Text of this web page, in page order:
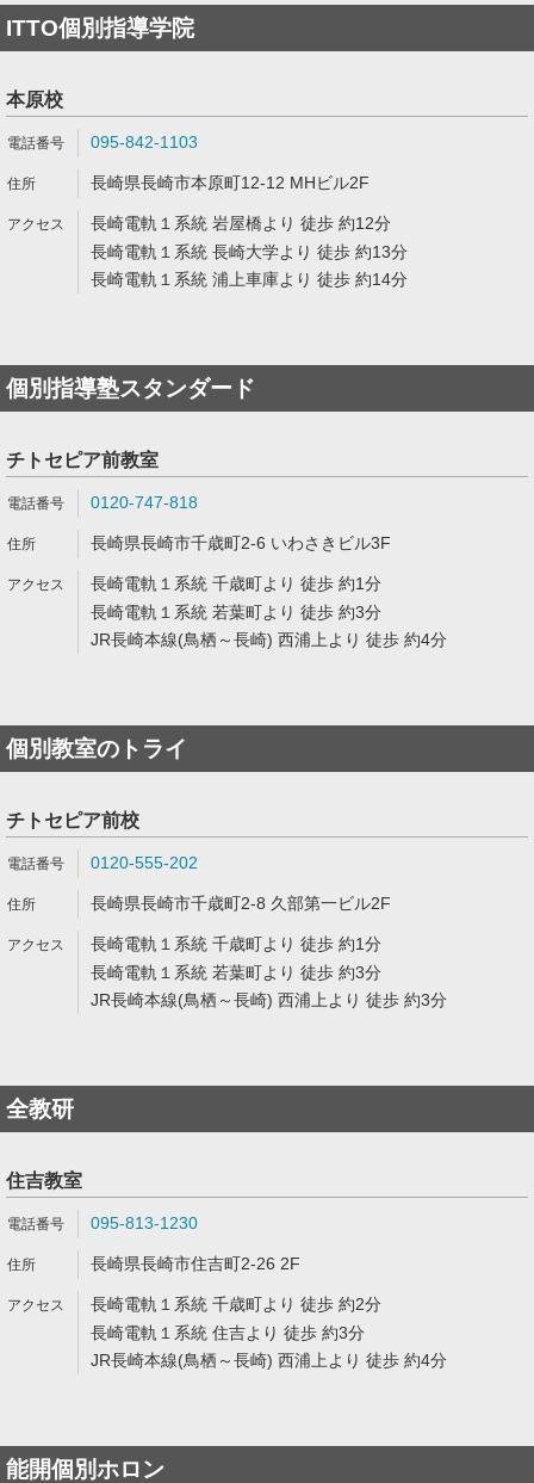
ITTO個別指導学院
本原校
095-842-1103
長崎県長崎市本原町12-12 MHビル2F
長崎電軌１系統 岩屋橋より 徒歩 約12分
長崎電軌１系統 長崎大学より 徒歩 約13分
長崎電軌１系統 浦上車庫より 徒歩 約14分
個別指導塾スタンダード
チトセピア前教室
0120-747-818
長崎県長崎市千歳町2-6 いわさきビル3F
長崎電軌１系統 千歳町より 徒歩 約1分
長崎電軌１系統 若葉町より 徒歩 約3分
JR長崎本線(鳥栖～長崎) 西浦上より 徒歩 約4分
個別教室のトライ
チトセピア前校
0120-555-202
長崎県長崎市千歳町2-8 久部第一ビル2F
長崎電軌１系統 千歳町より 徒歩 約1分
長崎電軌１系統 若葉町より 徒歩 約3分
JR長崎本線(鳥栖～長崎) 西浦上より 徒歩 約3分
全教研
住吉教室
095-813-1230
長崎県長崎市住吉町2-26 2F
長崎電軌１系統 千歳町より 徒歩 約2分
長崎電軌１系統 住吉より 徒歩 約3分
JR長崎本線(鳥栖～長崎) 西浦上より 徒歩 約4分
能開個別ホロン